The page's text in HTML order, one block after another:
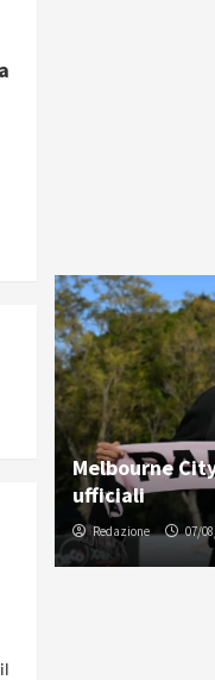
Melbourne
ufficiali
Redazione 07/